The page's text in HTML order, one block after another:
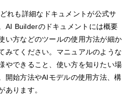
れも詳細なドキュメントが公式サ
AI Builderのドキュメントには概要
い方などのツールの使用方法が細か
みてください。マニュアルのような
やできること、使い方を知りたい場
開始方法やAIモデルの使用方法、構
あります。